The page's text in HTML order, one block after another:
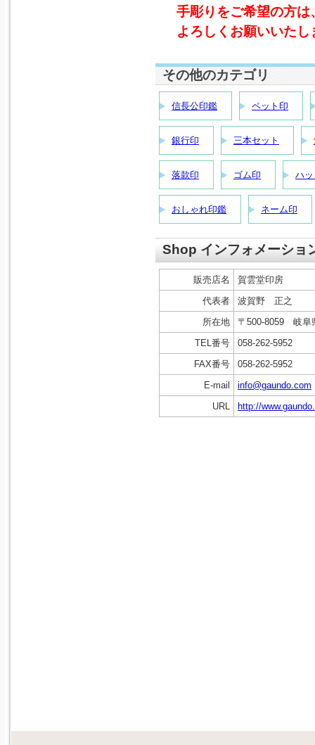
手彫りをご希望の方
よろしくお願いいたし
その他のカテゴリ
信長公印鑑 ペット印
銀行印 三本セット
落款印 ゴム印 ハ
おしゃれ印鑑 ネーム印
Shop インフォメーショ
販売店名
賀雲堂印房
代表者
波賀野 正之
所在地
〒500-8059 岐阜
TEL番号
058-262-5952
FAX番号
058-262-5952
E-mail
info@gaundo.com
URL
http://